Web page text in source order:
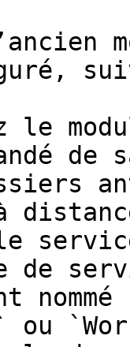
de
nommé
ou